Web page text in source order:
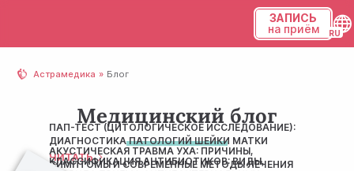
ЗАПИСЬ
на приём
Астрамедика Блог
Медицинский блог
ПАП-ТЕСТ (ЦИТОЛОГИЧЕСКОЕ ИССЛЕДОВАНИЕ):
ДИАГНОСТИКА ПАТОЛОГИЙ ШЕЙКИ МАТКИ
ЧИТАТЬ
АКУСТИЧЕСКАЯ ТРАВМА УХА: ПРИЧИНЫ,
СИМПТОМЫ И СОВРЕМЕННЫЕ МЕТОДЫ ЛЕЧЕНИЯ
КЛАССИФИКАЦИЯ АНТИБИОТИКОВ: ВИДЫ,